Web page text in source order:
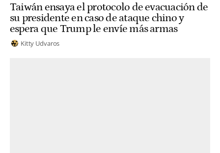
Taiwán ensaya el protocolo de evacuación de
su presidente en caso de ataque chino y
espera que Trump le envíe más armas
Kitty Udvaros